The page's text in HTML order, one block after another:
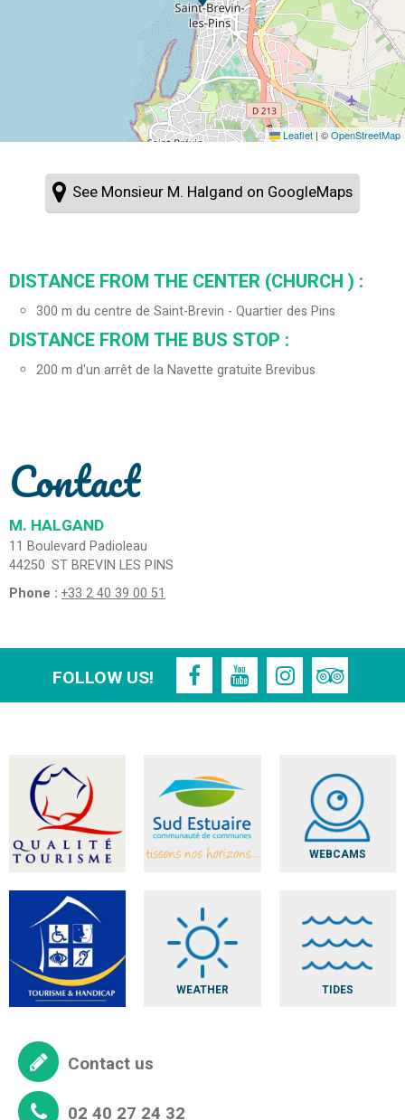
Leaflet |©OpenStreetMap
See Monsieur M. Halgand on GoogleMaps
DISTANCE FROM THE CENTER (CHURCH ) :
300 m du centre de Saint-Brevin - Quartier des Pins
DISTANCE FROM THE BUS STOP :
200 m d'un arrêt de la Navette gratuite Brevibus
Contact
M. HALGAND
11 Boulevard Padioleau
44250 ST BREVIN LES PINS
Phone : +33 2 40 39 00 51
FOLLOW US!
WEBCAMS
WEATHER TIDES
Contact us
02 40 27 24 32